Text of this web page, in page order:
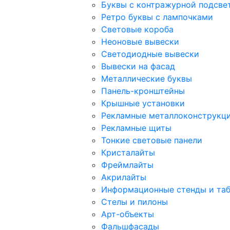
Буквы с контражурной
Ретро буквы с лампочками
Световые короба
Неоновые вывески
Светодиодные вывески
Вывески на фасад
Металлические буквы
Панель-кронштейны
Крышные установки
Рекламные
Рекламные щиты
Тонкие световые панели
Кристалайты
Фреймлайты
Акрилайты
Информационные стенды и
Стелы и пилоны
Арт-объекты
Фальшфасады